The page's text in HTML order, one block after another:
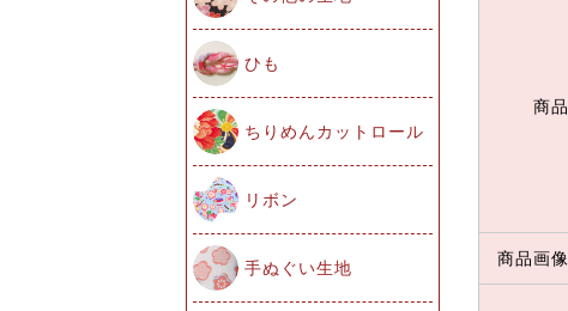
ひも
ちりめんカットロール
リボン
手ぬぐい生地
商
商品画